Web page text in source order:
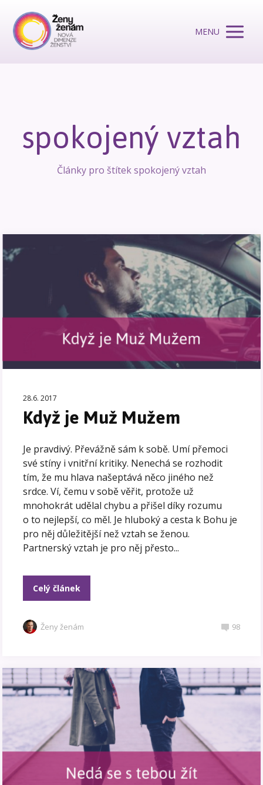
MENU
spokojený vztah
Články pro štítek spokojený vztah
28.6. 2017
Když je Muž Mužem
Je pravdivý. Převážně sám k sobě. Umí přemoci
své stíny i vnitřní kritiky. Nenechá se rozhodit
tím, že mu hlava našeptává něco jiného než
srdce. Ví, čemu v sobě věřit, protože už
mnohokrát udělal chybu a přišel díky rozumu
o to nejlepší, co měl. Je hluboký a cesta k Bohu je
pro něj důležitější než vztah se ženou.
Partnerský vztah je pro něj přesto...
Celý článek
Ženy ženám 98